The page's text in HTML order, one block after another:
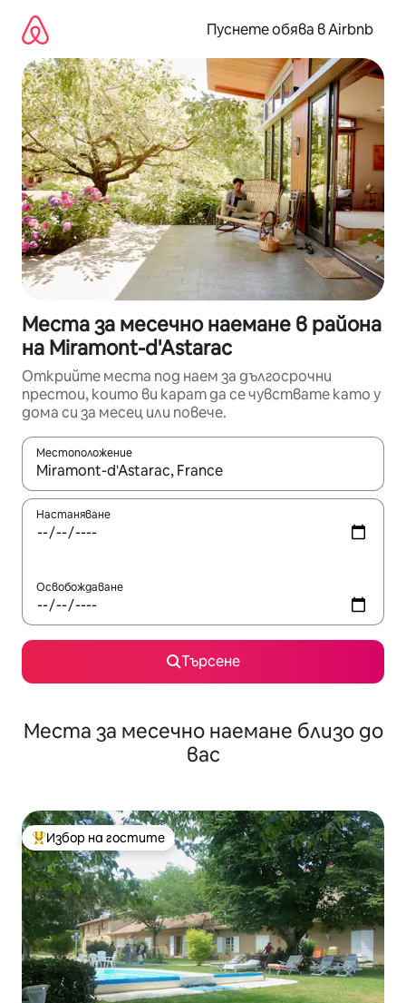
съдържанието
Пуснете обява в Airbnb
Места за месечно наемане в района
на Miramont-d'Astarac
Открийте места под наем за дългосрочни
престои, които ви карат да се чувствате като у
дома си за месец или повече.
Местоположение
Когато резултатите се покажат, използвайте
Настаняване
Освобождаване
Търсене
Места за месечно наемане близо до
вас
Най-популярен избор на гостите
Избор на гостите